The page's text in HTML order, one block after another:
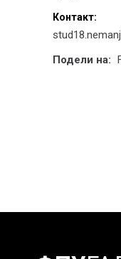
Контакт:
Подели на: